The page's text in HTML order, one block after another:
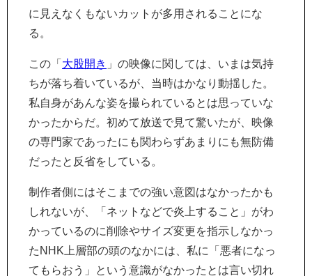
に見えなくもないカットが多用されることにな
る。
この「 大股開き 」の映像に関しては、いまは気持
ちが落ち着いているが、当時はかなり動揺した。
私自身があんな姿を撮られているとは思っていな
かったからだ。初めて放送で見て驚いたが、映像
の専門家であったにも関わらずあまりにも無防備
だったと反省をしている。
制作者側にはそこまでの強い意図はなかったかも
しれないが、「ネットなどで炎上すること」がわ
かっているのに削除やサイズ変更を指示しなかっ
たNHK上層部の頭のなかには、私に「悪者になっ
てもらおう」という意識がなかったとは言い切れ